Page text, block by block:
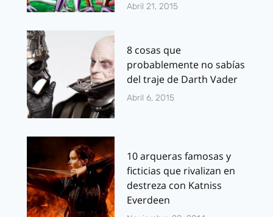
Abril 21, 2015
8 cosas que
probablemente no sabías
del traje de Darth Vader
Abril 6, 2015
10 arqueras famosas y
ficticias que rivalizan en
destreza con Katniss
Everdeen